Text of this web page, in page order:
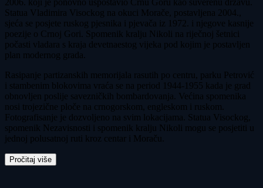
Statua Vladimira Visockog na okuci Morače, postavljena 2004.,
sjeća se posjete ruskog pjesnika i pjevača iz 1972. i njegove kasnije
poezije o Crnoj Gori. Spomenik kralju Nikoli na riječnoj šetnici
počasti vladara s kraja devetnaestog vijeka pod kojim je postavljen
plan modernog grada.
Rasipanje partizanskih memorijala rasutih po centru, parku Petrović
i stambenim blokovima vraća se na period 1944-1955 kada je grad
obnovljen poslije savezničkih bombardovanja. Većina spomenika
nosi trojezične ploče na crnogorskom, engleskom i ruskom.
Fotografisanje je dozvoljeno na svim lokacijama. Statua Visockog,
spomenik Nezavisnosti i spomenik kralju Nikoli mogu se posjetiti u
jednoj polusatnoj ruti kroz centar i Moraču.
Pročitaj više